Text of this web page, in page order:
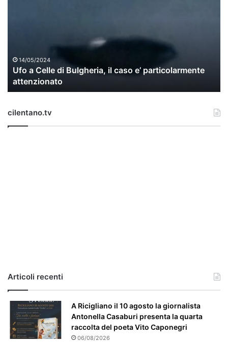
i
u
l
e
p
t
14/05/2024
Ufo a Celle di Bulgheria, il caso e’ particolarmente
attenzionato
cilentano.tv
Articoli recenti
A Ricigliano il 10 agosto la giornalista
Antonella Casaburi presenta la quarta
raccolta del poeta Vito Caponegri
06/08/2026